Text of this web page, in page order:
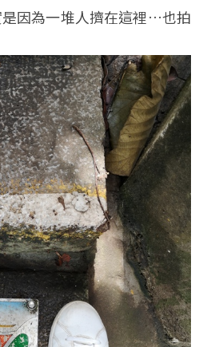
因為一堆人擠在這裡…也拍